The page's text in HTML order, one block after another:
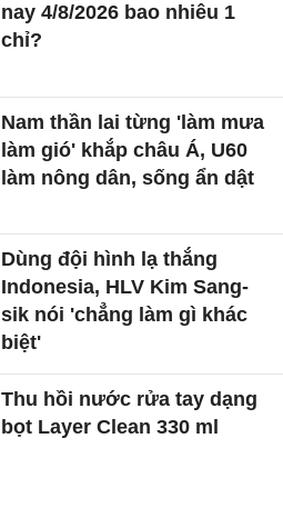
nay 4/8/2026 bao nhiêu 1
chỉ?
Nam thần lai từng 'làm mưa
làm gió' khắp châu Á, U60
làm nông dân, sống ẩn dật
Dùng đội hình lạ thắng
Indonesia, HLV Kim Sang-
sik nói 'chẳng làm gì khác
biệt'
Thu hồi nước rửa tay dạng
bọt Layer Clean 330 ml